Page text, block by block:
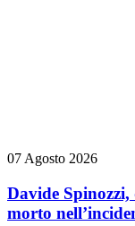
07 Agosto 2026
Davide Spinozzi,
morto